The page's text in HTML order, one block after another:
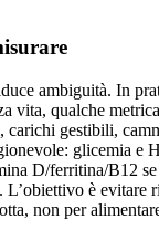
ambiguità. In
vita, qualche
carichi gestibili,
glicemia e
D/ferritina/B12 se
è evitare
non per